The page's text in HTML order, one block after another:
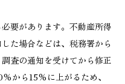
要があります。不動産所得
た場合などは、税務署から
査の通知を受けてから修正
から15%に上がるため、